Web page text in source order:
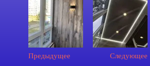
Предыдущее Следующее